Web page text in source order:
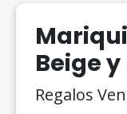
Beige
Regalos